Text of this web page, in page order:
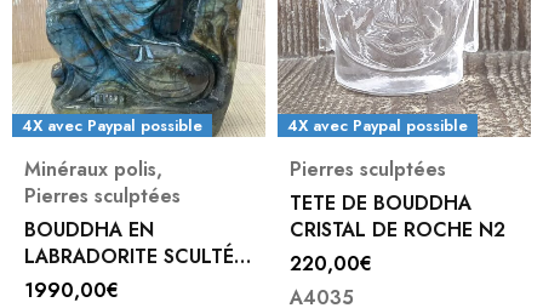
4X avec Paypal possible
Minéraux polis,
Pierres sculptées
BOUDDHA EN
LABRADORITE SCULTÉ
MAIN 25X16 CM 3.148
1990,00€
4X avec Paypal possible
Pierres sculptées
TETE DE BOUDDHA
CRISTAL DE ROCHE N2
220,00€
A4035